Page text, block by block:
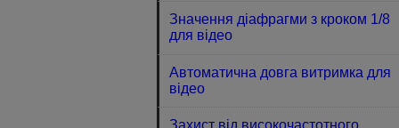
Значення діафрагми з кроком 1/8
для відео
Автоматична довга витримка для
відео